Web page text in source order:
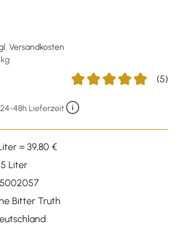
Versandkosten
(5)
48h Lieferzeit
= 39,80 €
Liter
Bitter Truth